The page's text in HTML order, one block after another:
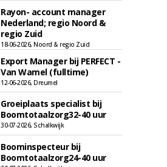
Rayon- account manager
Nederland; regio Noord &
regio Zuid
18-06-2026, Noord & regio Zuid
Export Manager bij PERFECT -
Van Wamel (fulltime)
12-06-2026, Dreumel
Groeiplaats specialist bij
Boomtotaalzorg32-40 uur
30-07-2026, Schalkwijk
Boominspecteur bij
Boomtotaalzorg24-40 uur